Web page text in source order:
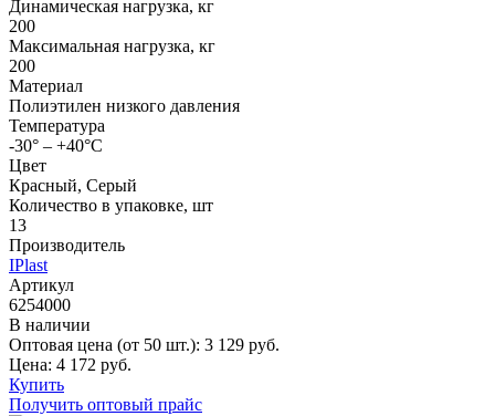
Динамическая нагрузка, кг
200
Максимальная нагрузка, кг
200
Материал
Полиэтилен низкого давления
Температура
-30° – +40°С
Цвет
Красный, Серый
Количество в упаковке, шт
13
Производитель
IPlast
Артикул
6254000
В наличии
Оптовая цена (от 50 шт.): 3 129 руб.
Цена: 4 172 руб.
Купить
Получить оптовый прайс